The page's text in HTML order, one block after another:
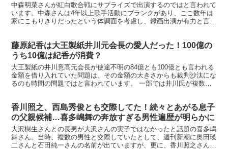
中森明菜さんが紅白歌合戦にサプライズで出演するのではと言われて
います。中森さんは4年以上歌手活動にブランクがあり、ここ数年は
家にこもりきりだったという体調面を考慮し、録画出演が有力と言わ
藤原紀香は大王製紙井川元会長の愛人だった！100億の
うち10億は紀香が消費？
大王製紙の井川意高元会長が使途不明の84億とも100億とも言われる
金額を借り入れていた問題は、その金額の大きさからも裁判沙汰にな
るのも時間の問題ではと言われています。 一部では井川氏が複数の
香川照之、西島秀俊とも交際してた！続々とあがる息子
の父親候補…喜多嶋舞の奔放すぎる男性遍歴が明らかに
大沢樹生さんとの長男が大沢さんの実子ではなかったと話題の喜多嶋
舞さん。当時、複数の男性と交際していたとして、週刊新潮に奥田瑛
二さんと石田純一さんの名前が出ていますが、更に、香川照之さん、